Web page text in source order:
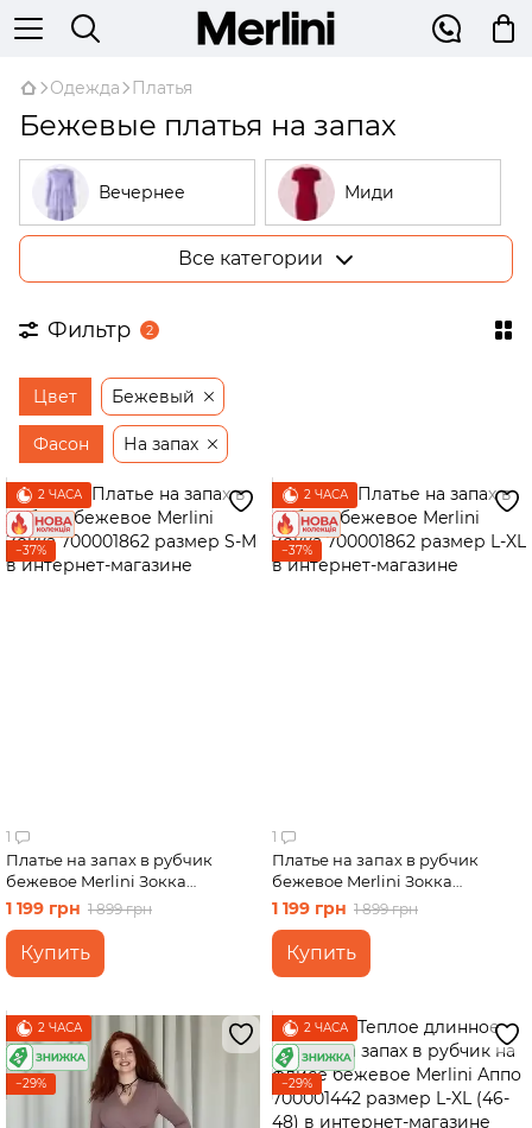
Одежда Платья
Бежевые платья на запах
Вечернее Миди
размеры
В рубчик
На запах
Бежевые
Платья-
трапеции
Все категории
Фильтр 2
Цвет Бежевый
Фасон На запах
2 ЧАСА
−37%
1
Платье на запах в рубчик
бежевое Merlini Зокка
700001862 размер S-M
1 199 грн 1 899 грн
Купить
2 ЧАСА
−37%
1
Платье на запах в рубчик
бежевое Merlini Зокка
700001862 размер L-XL
1 199 грн 1 899 грн
Купить
2 ЧАСА
−29%
2 ЧАСА
−29%